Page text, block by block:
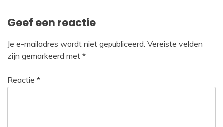
Geef een reactie
Je e-mailadres wordt niet gepubliceerd. Vereiste velden
zijn gemarkeerd met *
Reactie *